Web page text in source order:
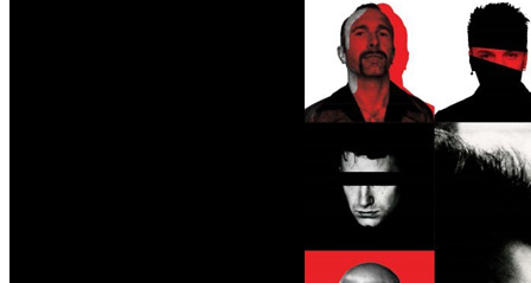
Wir haben für euch im Folgenden die wesentlichen Aussagen